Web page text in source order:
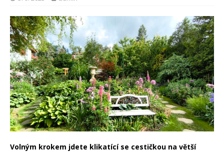
Volným krokem jdete klikatící se cestičkou na větší